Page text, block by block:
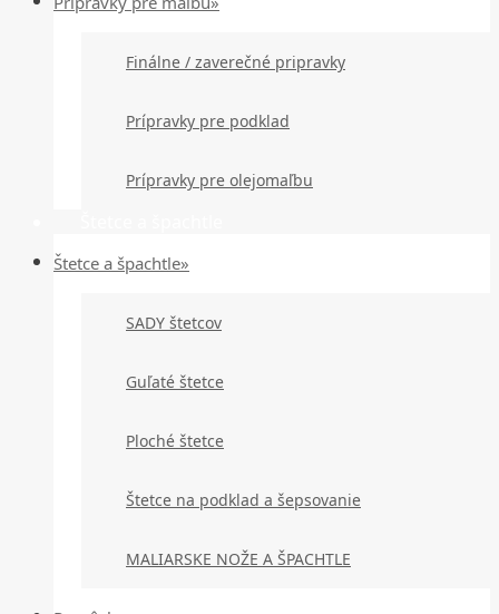
Finálne / zaverečné pripravky
Prípravky pre podklad
Prípravky pre olejomaľbu
Štetce a špachtle»
SADY štetcov
Guľaté štetce
Ploché štetce
Štetce na podklad a šepsovanie
MALIARSKE NOŽE A ŠPACHTLE